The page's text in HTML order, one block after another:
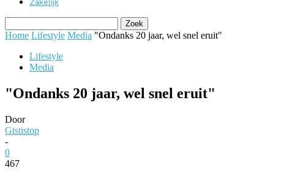
Zakelijk
Home Lifestyle Media "Ondanks 20 jaar, wel snel eruit"
Lifestyle
Media
"Ondanks 20 jaar, wel snel eruit"
Door
Gtstistop
-
0
467